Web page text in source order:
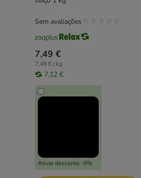
7,49 €
7,49 € / kg
7,12 €
Ativar desconto -5%
Sem avaliações